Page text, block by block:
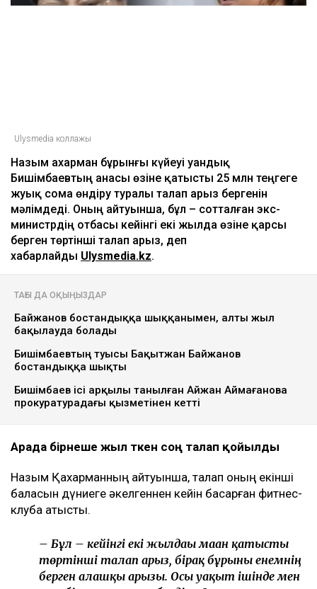
Ulysmedia коллажы
Назым Қахарман бұрынғы күйеуі Қуандық
Бишімбаевтың анасы өзіне қатысты 25 млн теңгеге
жуық сома өндіру туралы талап арыз бергенін
мәлімдеді. Оның айтуынша, бұл – сотталған экс-
министрдің отбасы кейінгі екі жылда өзіне қарсы
берген төртінші талап арыз, деп
хабарлайды Ulysmedia.kz.
ТАҒЫ ДА ОҚЫҢЫЗДАР
Байжанов бостандыққа шыққанымен, алты жыл
бақылауда болады
Бишімбаевтың туысы Бақытжан Байжанов
бостандыққа шықты
Бишімбаев ісі арқылы танылған Айжан Аймағанова
прокуратурадағы қызметінен кетті
Арада бірнеше жыл өткен соң талап қойылды
Назым Қахарманның айтуынша, талап оның екінші
баласын дүниеге әкелгеннен кейін басқарған фитнес-
клубқа қатысты.
– Бұл – кейінгі екі жылдағы маған қатысты
төртінші талап арыз, бірақ бұрынғы енемнің
берген алғашқы арызы. Осы уақыт ішінде мен